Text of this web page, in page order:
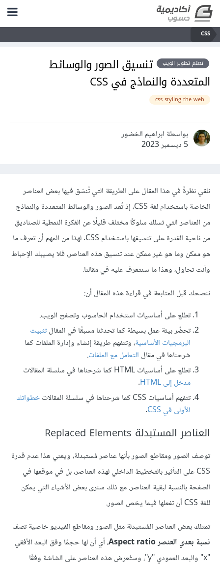
CSS
تعلم تطوير الويب
تنسيق الصور والوسائط
المتعددة والنماذج في CSS
css styling the web
بواسطة ابراهيم الخضور
5 ديسمبر 2023
نلقي نظرةً في هذا المقال على الطريقة التي تُنسّق فيها بعض العناصر
الخاصة باستخدام لغة CSS، إذ تُعد الصور والوسائط المتعددة والنماذج
من العناصر التي تسلك سلوكًا مختلف قليلًا عن الفكرة النمطية للصناديق
من ناحية القدرة على تنسيقها باستخدام CSS. لهذا من المهم أن تعرف ما
هو ممكن وما هو غير ممكن عند تنسيق هذه العناصر، فلا يصيبك الإحباط
وأنت تحاول، وهذا ما سنتعرف عليه في مقالنا.
ننصحك قبل المتابعة في قراءة هذه المقال أن:
تطلع على أساسيات استخدام الحاسوب وتصفح الويب.
تحضّر بيئة عمل بسيطة كما تحدثنا مسبقًا في المقالتثبيت
البرمجيات الأساسية، وتتفهم طريقة إنشاء وإدارة الملفات كما
شرحناها في مقال التعامل مع الملفات.
تطلع على أساسيات HTML كما شرحناها في سلسلة المقالات
مدخل إلى HTML
.
تتفهم أساسيات CSS كما شرحناها في سلسلة المقالات
خطواتك
الأولى في CSS
.
العناصر المستبدلة Replaced Elements
توصف الصور ومقاطع الصور بأنها عناصر مُستبدلة، ويعني هذا عدم قدرة
CSS على التأثير بالتخطيط الداخلي لهذه العناصر، بل في موقعها في
الصفحة بالنسبة لبقية العناصر. مع ذلك سنرى بعض الأشياء التي يمكن
للغة CSS أن تفعلها فيما يخص الصور.
تمتلك بعض العناصر المُستبدلة مثل الصور ومقاطع الفيديو خاصية تصف
نسبة بعدي العنصر Aspect ratio
، أي أن لها حجمًا وفق البعد الأفقي
"x" والبعد العمودي "y"، وستُعرض هذه العناصر على الشاشة وفقًا